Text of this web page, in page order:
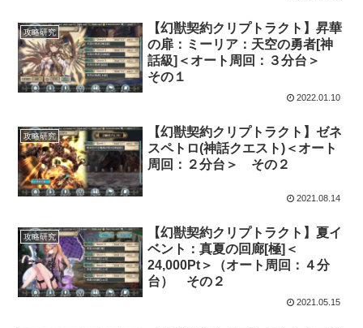
攻略研究
【幻獣契約クリプトラクト】昇華
の扉：ミーリア：天空の勇者[神
話級]＜オート周回：３分台＞
その１
2022.01.10
攻略研究
【幻獣契約クリプトラクト】ゼネ
スペトロ(神話クエスト)＜オート
周回：２分台＞ その２
2021.08.14
攻略研究
【幻獣契約クリプトラクト】夏イ
ベント：真夏の回廊[極]＜
24,000Pt＞（オート周回：４分
台） その２
2021.05.15